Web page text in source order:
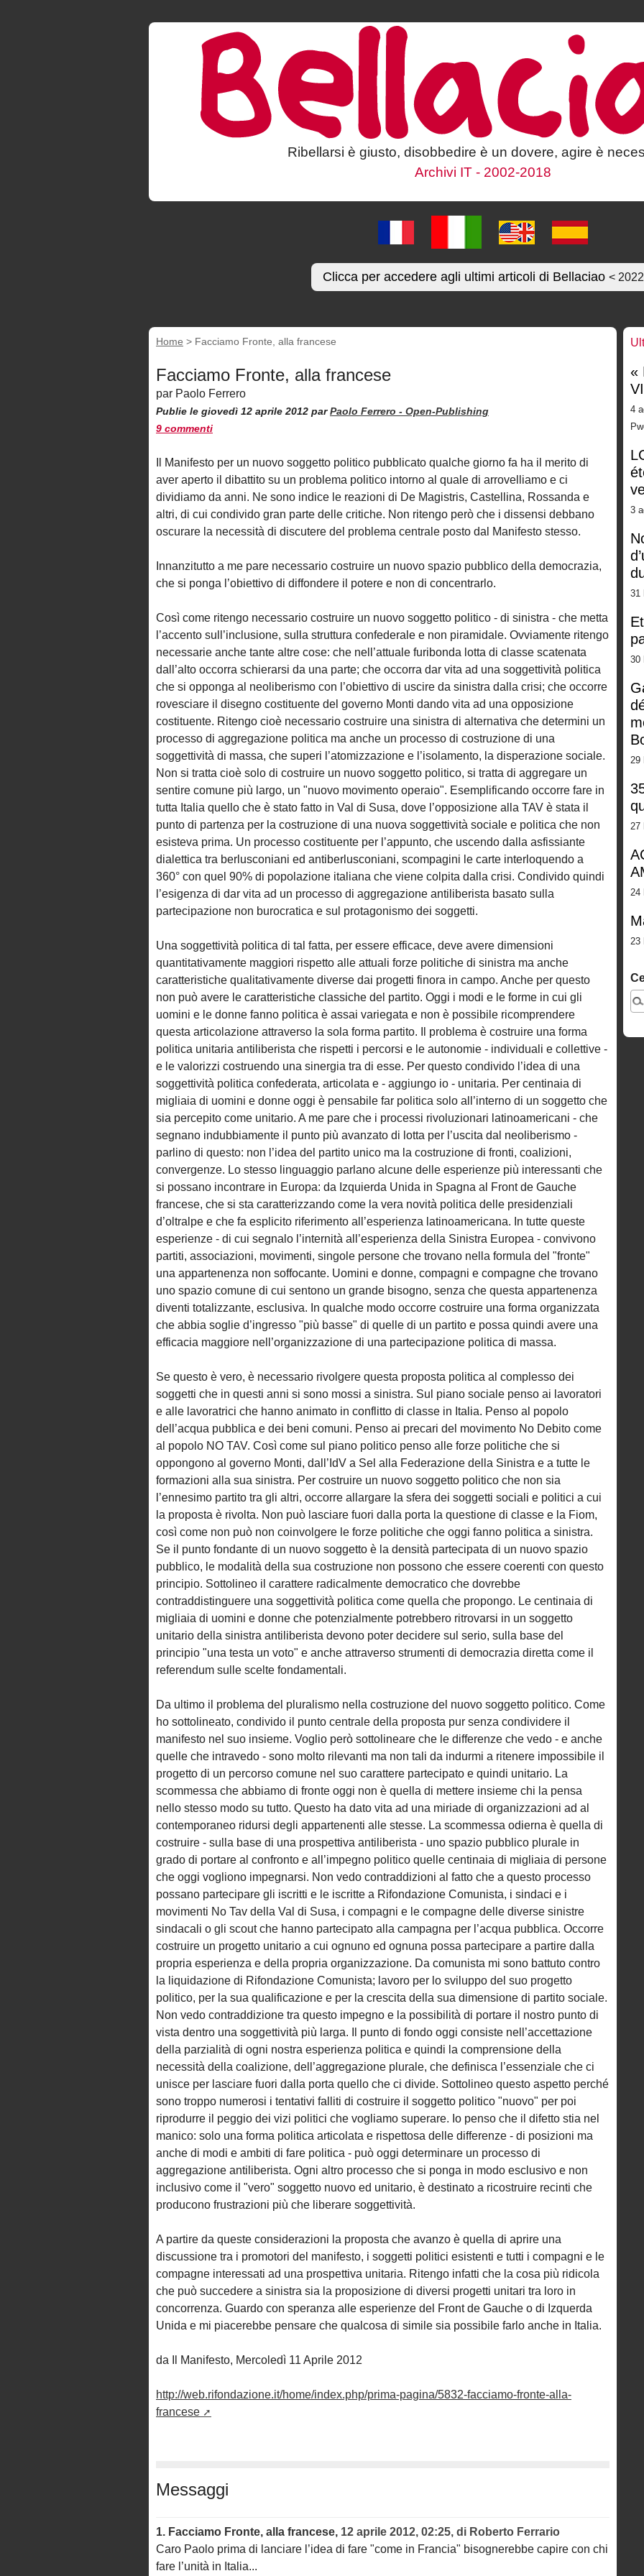
Ribellarsi è giusto, disobbedire è un dovere, agire è
Archivi IT - 2002-2018
Clicca per accedere agli ultimi articoli di Bellaciao < 2022
Home > Facciamo Fronte, alla francese
Facciamo Fronte, alla francese
par Paolo Ferrero
Publie le giovedì 12 aprile 2012 parPaolo Ferrero - Open-Publishing
9 commenti
Il Manifesto per un nuovo soggetto politico pubblicato qualche giorno fa ha il merito di
aver aperto il dibattito su un problema politico intorno al quale di arrovelliamo e ci
dividiamo da anni. Ne sono indice le reazioni di De Magistris, Castellina, Rossanda e
altri, di cui condivido gran parte delle critiche. Non ritengo però che i dissensi debbano
oscurare la necessità di discutere del problema centrale posto dal Manifesto stesso.
Innanzitutto a me pare necessario costruire un nuovo spazio pubblico della democrazia,
che si ponga l’obiettivo di diffondere il potere e non di concentrarlo.
Così come ritengo necessario costruire un nuovo soggetto politico - di sinistra - che metta
l’accento sull’inclusione, sulla struttura confederale e non piramidale. Ovviamente ritengo
necessarie anche tante altre cose: che nell’attuale furibonda lotta di classe scatenata
dall’alto occorra schierarsi da una parte; che occorra dar vita ad una soggettività politica
che si opponga al neoliberismo con l’obiettivo di uscire da sinistra dalla crisi; che occorre
rovesciare il disegno costituente del governo Monti dando vita ad una opposizione
costituente. Ritengo cioè necessario costruire una sinistra di alternativa che determini un
processo di aggregazione politica ma anche un processo di costruzione di una
soggettività di massa, che superi l’atomizzazione e l’isolamento, la disperazione sociale.
Non si tratta cioè solo di costruire un nuovo soggetto politico, si tratta di aggregare un
sentire comune più largo, un "nuovo movimento operaio". Esemplificando occorre fare in
tutta Italia quello che è stato fatto in Val di Susa, dove l’opposizione alla TAV è stata il
punto di partenza per la costruzione di una nuova soggettività sociale e politica che non
esisteva prima. Un processo costituente per l’appunto, che uscendo dalla asfissiante
dialettica tra berlusconiani ed antiberlusconiani, scompagini le carte interloquendo a
360° con quel 90% di popolazione italiana che viene colpita dalla crisi. Condivido quindi
l’esigenza di dar vita ad un processo di aggregazione antiliberista basato sulla
partecipazione non burocratica e sul protagonismo dei soggetti.
Una soggettività politica di tal fatta, per essere efficace, deve avere dimensioni
quantitativamente maggiori rispetto alle attuali forze politiche di sinistra ma anche
caratteristiche qualitativamente diverse dai progetti finora in campo. Anche per questo
non può avere le caratteristiche classiche del partito. Oggi i modi e le forme in cui gli
uomini e le donne fanno politica è assai variegata e non è possibile ricomprendere
questa articolazione attraverso la sola forma partito. Il problema è costruire una forma
politica unitaria antiliberista che rispetti i percorsi e le autonomie - individuali e collettive -
e le valorizzi costruendo una sinergia tra di esse. Per questo condivido l’idea di una
soggettività politica confederata, articolata e - aggiungo io - unitaria. Per centinaia di
migliaia di uomini e donne oggi è pensabile far politica solo all’interno di un soggetto che
sia percepito come unitario. A me pare che i processi rivoluzionari latinoamericani - che
segnano indubbiamente il punto più avanzato di lotta per l’uscita dal neoliberismo -
parlino di questo: non l’idea del partito unico ma la costruzione di fronti, coalizioni,
convergenze. Lo stesso linguaggio parlano alcune delle esperienze più interessanti che
si possano incontrare in Europa: da Izquierda Unida in Spagna al Front de Gauche
francese, che si sta caratterizzando come la vera novità politica delle presidenziali
d’oltralpe e che fa esplicito riferimento all’esperienza latinoamericana. In tutte queste
esperienze - di cui segnalo l’internità all’esperienza della Sinistra Europea - convivono
partiti, associazioni, movimenti, singole persone che trovano nella formula del "fronte"
una appartenenza non soffocante. Uomini e donne, compagni e compagne che trovano
uno spazio comune di cui sentono un grande bisogno, senza che questa appartenenza
diventi totalizzante, esclusiva. In qualche modo occorre costruire una forma organizzata
che abbia soglie d’ingresso "più basse" di quelle di un partito e possa quindi avere una
efficacia maggiore nell’organizzazione di una partecipazione politica di massa.
Se questo è vero, è necessario rivolgere questa proposta politica al complesso dei
soggetti che in questi anni si sono mossi a sinistra. Sul piano sociale penso ai lavoratori
e alle lavoratrici che hanno animato in conflitto di classe in Italia. Penso al popolo
dell’acqua pubblica e dei beni comuni. Penso ai precari del movimento No Debito come
al popolo NO TAV. Così come sul piano politico penso alle forze politiche che si
oppongono al governo Monti, dall’IdV a Sel alla Federazione della Sinistra e a tutte le
formazioni alla sua sinistra. Per costruire un nuovo soggetto politico che non sia
l’ennesimo partito tra gli altri, occorre allargare la sfera dei soggetti sociali e politici a cui
la proposta è rivolta. Non può lasciare fuori dalla porta la questione di classe e la Fiom,
così come non può non coinvolgere le forze politiche che oggi fanno politica a sinistra.
Se il punto fondante di un nuovo soggetto è la densità partecipata di un nuovo spazio
pubblico, le modalità della sua costruzione non possono che essere coerenti con questo
principio. Sottolineo il carattere radicalmente democratico che dovrebbe
contraddistinguere una soggettività politica come quella che propongo. Le centinaia di
migliaia di uomini e donne che potenzialmente potrebbero ritrovarsi in un soggetto
unitario della sinistra antiliberista devono poter decidere sul serio, sulla base del
principio "una testa un voto" e anche attraverso strumenti di democrazia diretta come il
referendum sulle scelte fondamentali.
Da ultimo il problema del pluralismo nella costruzione del nuovo soggetto politico. Come
ho sottolineato, condivido il punto centrale della proposta pur senza condividere il
manifesto nel suo insieme. Voglio però sottolineare che le differenze che vedo - e anche
quelle che intravedo - sono molto rilevanti ma non tali da indurmi a ritenere impossibile il
progetto di un percorso comune nel suo carattere partecipato e quindi unitario. La
scommessa che abbiamo di fronte oggi non è quella di mettere insieme chi la pensa
nello stesso modo su tutto. Questo ha dato vita ad una miriade di organizzazioni ad al
contemporaneo ridursi degli appartenenti alle stesse. La scommessa odierna è quella di
costruire - sulla base di una prospettiva antiliberista - uno spazio pubblico plurale in
grado di portare al confronto e all’impegno politico quelle centinaia di migliaia di persone
che oggi vogliono impegnarsi. Non vedo contraddizioni al fatto che a questo processo
possano partecipare gli iscritti e le iscritte a Rifondazione Comunista, i sindaci e i
movimenti No Tav della Val di Susa, i compagni e le compagne delle diverse sinistre
sindacali o gli scout che hanno partecipato alla campagna per l’acqua pubblica. Occorre
costruire un progetto unitario a cui ognuno ed ognuna possa partecipare a partire dalla
propria esperienza e della propria organizzazione. Da comunista mi sono battuto contro
la liquidazione di Rifondazione Comunista; lavoro per lo sviluppo del suo progetto
politico, per la sua qualificazione e per la crescita della sua dimensione di partito sociale.
Non vedo contraddizione tra questo impegno e la possibilità di portare il nostro punto di
vista dentro una soggettività più larga. Il punto di fondo oggi consiste nell’accettazione
della parzialità di ogni nostra esperienza politica e quindi la comprensione della
necessità della coalizione, dell’aggregazione plurale, che definisca l’essenziale che ci
unisce per lasciare fuori dalla porta quello che ci divide. Sottolineo questo aspetto perché
sono troppo numerosi i tentativi falliti di costruire il soggetto politico "nuovo" per poi
riprodurre il peggio dei vizi politici che vogliamo superare. Io penso che il difetto stia nel
manico: solo una forma politica articolata e rispettosa delle differenze - di posizioni ma
anche di modi e ambiti di fare politica - può oggi determinare un processo di
aggregazione antiliberista. Ogni altro processo che si ponga in modo esclusivo e non
inclusivo come il "vero" soggetto nuovo ed unitario, è destinato a ricostruire recinti che
producono frustrazioni più che liberare soggettività.
A partire da queste considerazioni la proposta che avanzo è quella di aprire una
discussione tra i promotori del manifesto, i soggetti politici esistenti e tutti i compagni e le
compagne interessati ad una prospettiva unitaria. Ritengo infatti che la cosa più ridicola
che può succedere a sinistra sia la proposizione di diversi progetti unitari tra loro in
concorrenza. Guardo con speranza alle esperienze del Front de Gauche o di Izquerda
Unida e mi piacerebbe pensare che qualcosa di simile sia possibile farlo anche in Italia.
da Il Manifesto, Mercoledì 11 Aprile 2012
http://web.rifondazione.it/home/index.php/prima-pagina/5832-facciamo-fronte-alla-
francese
Messaggi
1. Facciamo Fronte, alla francese, 12 aprile 2012, 02:25, di Roberto Ferrario
Caro Paolo prima di lanciare l’idea di fare "come in Francia" bisognerebbe capire con chi
fare l’unità in Italia...
«
4
3
31
30
29
27
24
23